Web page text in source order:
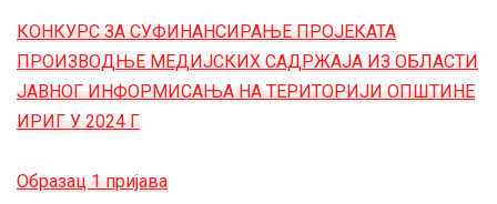
КОНКУРС ЗА СУФИНАНСИРАЊЕ ПРОЈЕКАТА
ПРОИЗВОДЊЕ МЕДИЈСКИХ САДРЖАЈА ИЗ ОБЛАСТИ
ЈАВНОГ ИНФОРМИСАЊА НА ТЕРИТОРИЈИ ОПШТИНЕ
ИРИГ У 2024 Г
Образац 1 пријава